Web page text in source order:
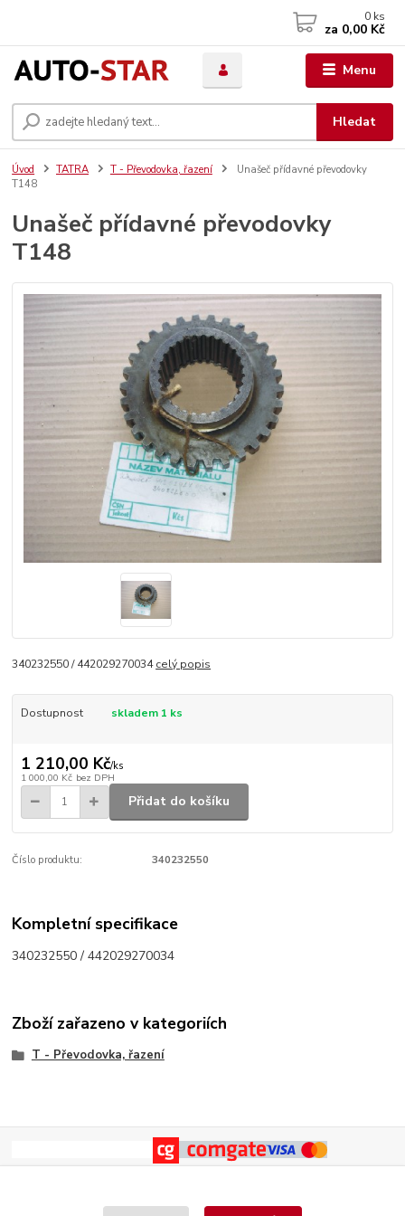
Menu
Hledat
0 ks
za 0,00 Kč
Úvod TATRA T - Převodovka, řazení
Unašeč přídavné převodovky
T148
Unašeč přídavné převodovky
T148
340232550 / 442029270034celý popis
Dostupnost skladem 1 ks
1 210,00 Kč/ks
1 000,00 Kč bez DPH
Přidat do košíku
Číslo produktu: 340232550
Kompletní specifikace
340232550 / 442029270034
Zboží zařazeno v kategoriích
T - Převodovka, řazení